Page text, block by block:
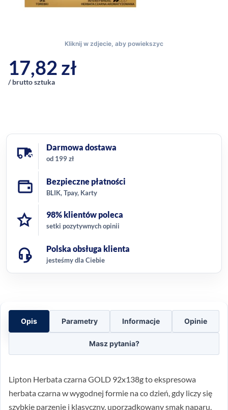
17,82zł
/ brutto sztuka
Darmowa dostawa
od 199 zł
Bezpieczne płatności
BLIK, Tpay, Karty
98% klientów poleca
setki pozytywnych opinii
Polska obsługa klienta
jesteśmy dla Ciebie
Opis Parametry Informacje Opinie
Masz pytania?
Lipton Herbata czarna GOLD 92x138g to ekspresowa
herbata czarna w wygodnej formie na co dzień, gdy liczy się
szybkie parzenie i klasyczny, uporządkowany smak naparu.